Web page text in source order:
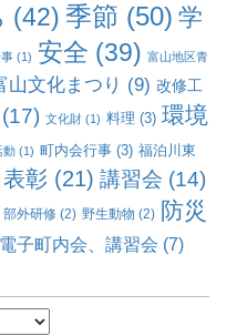
(42) 季節 (50) 学
(1) 安全 (39) 富山地区青
山文化まつり (9) 改修工
文化財(1) 料理 (3) 環境
動(1) 町内会行事(3) 福泊川東
表彰(21) 講習会 (14)
部外研修(2) 野生動物 (2) 防災
電子町内会、講習会 (7)